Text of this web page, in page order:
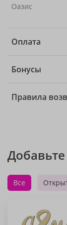
Оазис
Оплата
Бонусы
Правила
Добавьте
Все